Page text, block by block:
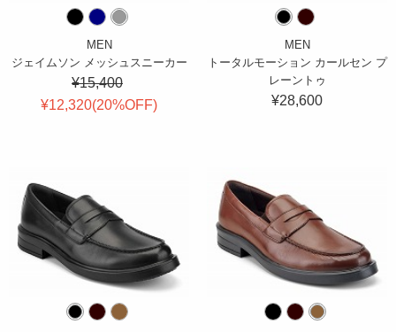
MEN
ジェイムソン メッシュスニーカー
¥15,400
¥12,320(20%OFF)
MEN
トータルモーション カールセン プ
レーントゥ
¥28,600